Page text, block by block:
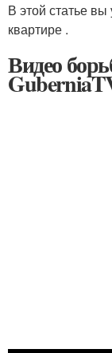
В этой статье
квартире .
Видео